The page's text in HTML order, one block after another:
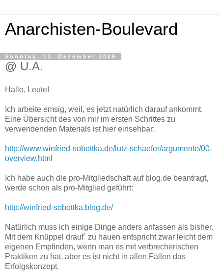
Anarchisten-Boulevard
Sonntag, 13. Dezember 2009
@ U.A.
Hallo, Leute!
Ich arbeite emsig, weil, es jetzt natürlich darauf ankommt.
Eine Übersicht des von mir im ersten Schrittes zu
verwendenden Materials ist hier einsehbar:
http://www.winfried-sobottka.de/lutz-schaefer/argumente/00-
overview.html
Ich habe auch die pro-Mitgliedschaft auf blog.de beantragt,
werde schon als pro-Mitglied geführt:
http://winfried-sobottka.blog.de/
Natürlich muss ich einige Dinge anders anfassen als bisher.
Mit dem Knüppel drauf´ zu hauen entspricht zwar leicht dem
eigenen Empfinden, wenn man es mit verbrecherischen
Praktiken zu hat, aber es ist nicht in allen Fällen das
Erfolgskonzept.